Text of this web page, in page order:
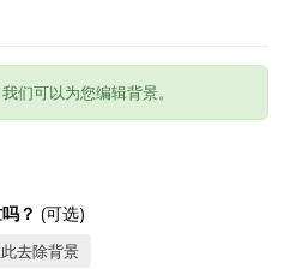
们可以为您编辑背景。
？ (可选)
去除背景